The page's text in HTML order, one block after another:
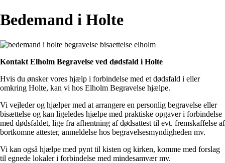
Bedemand i Holte
Kontakt Elholm Begravelse ved dødsfald i Holte
Hvis du ønsker vores hjælp i forbindelse med et dødsfald i eller
omkring Holte, kan vi hos Elholm Begravelse hjælpe.
Vi vejleder og hjælper med at arrangere en personlig begravelse eller
bisættelse og kan ligeledes hjælpe med praktiske opgaver i forbindelse
med dødsfaldet, lige fra afhentning af dødsattest til evt. fremskaffelse af
bortkomne attester, anmeldelse hos begravelsesmyndigheden mv.
Vi kan også hjælpe med pynt til kisten og kirken, komme med forslag
til egnede lokaler i forbindelse med mindesamvær mv.